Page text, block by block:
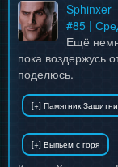
Sphinxer
#85 |
Ещё
пока воздержусь
поделюсь.